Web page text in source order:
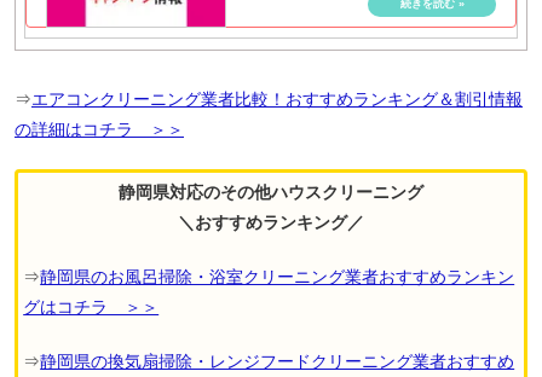
⇒エアコンクリーニング業者比較！おすすめランキング＆割引情報
の詳細はコチラ ＞＞
静岡県対応のその他ハウスクリーニング
＼おすすめランキング／
⇒静岡県のお風呂掃除・浴室クリーニング業者おすすめランキン
グはコチラ ＞＞
⇒静岡県の換気扇掃除・レンジフードクリーニング業者おすすめ